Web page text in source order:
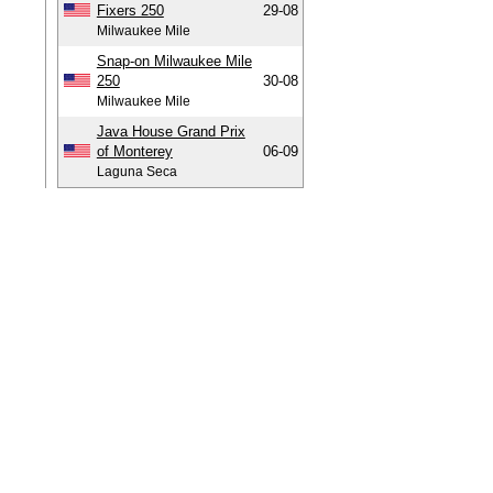
Fixers 250
Milwaukee Mile
29-08
Snap-on Milwaukee Mile
250
Milwaukee Mile
30-08
Java House Grand Prix
of Monterey
Laguna Seca
06-09